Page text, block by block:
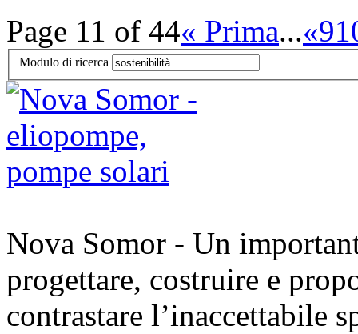
Page 11 of 44« Prima...«9
Modulo di ricerca
Nova Somor - Un
progettare, costruire e
contrastare l’inaccettabile